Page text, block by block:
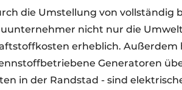
die Umstellung von
nicht nur die
erheblich. Außerdem
Generatoren
in der Randstad - sind